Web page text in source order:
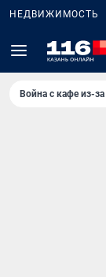
НЕДВИЖИМОСТЬ
Война с кафе из-